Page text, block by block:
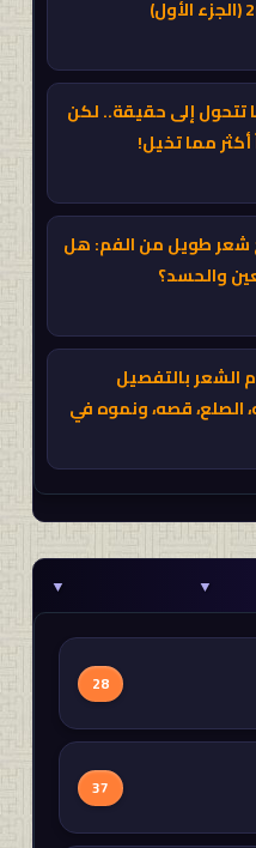
تتحول إلى حقيقة.. لكن
مما تخيل!
شعر طويل من الفم: هل
والحسد؟
الشعر بالتفصيل
الصلع، قصه، ونموه في
وعلاقته بنفسيتك
▼
▼
28
37